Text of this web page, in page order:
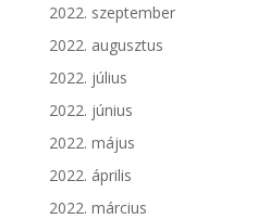
2022. szeptember
2022. augusztus
2022. július
2022. június
2022. május
2022. április
2022. március